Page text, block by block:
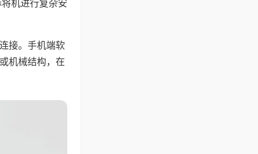
机进行复杂安
接。手机端软
机械结构，在